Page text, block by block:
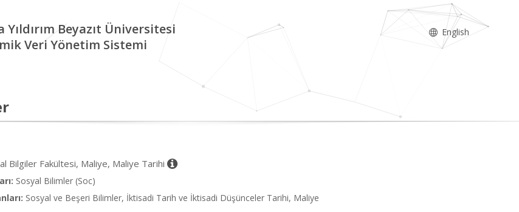
Yıldırım Beyazıt Üniversitesi
Veri Yönetim Sistemi
English
Bilgiler Fakültesi, Maliye, Maliye Tarihi
Sosyal Bilimler (Soc)
Sosyal ve Beşeri Bilimler, İktisadi Tarih ve İktisadi Düşünceler Tarihi, Maliye